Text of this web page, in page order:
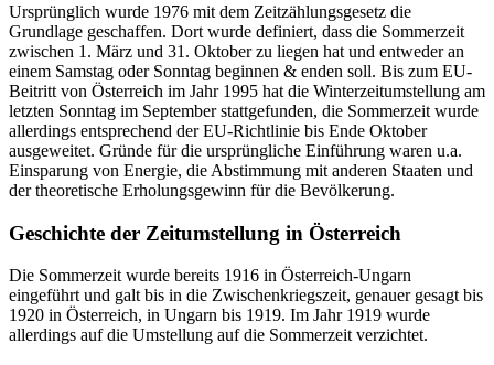
Ursprünglich wurde 1976 mit dem Zeitzählungsgesetz die
Grundlage geschaffen. Dort wurde definiert, dass die Sommerzeit
zwischen 1. März und 31. Oktober zu liegen hat und entweder an
einem Samstag oder Sonntag beginnen & enden soll. Bis zum EU-
Beitritt von Österreich im Jahr 1995 hat die Winterzeitumstellung am
letzten Sonntag im September stattgefunden, die Sommerzeit wurde
allerdings entsprechend der EU-Richtlinie bis Ende Oktober
ausgeweitet. Gründe für die ursprüngliche Einführung waren u.a.
Einsparung von Energie, die Abstimmung mit anderen Staaten und
der theoretische Erholungsgewinn für die Bevölkerung.
Geschichte der Zeitumstellung in Österreich
Die Sommerzeit wurde bereits 1916 in Österreich-Ungarn
eingeführt und galt bis in die Zwischenkriegszeit, genauer gesagt bis
1920 in Österreich, in Ungarn bis 1919. Im Jahr 1919 wurde
allerdings auf die Umstellung auf die Sommerzeit verzichtet.